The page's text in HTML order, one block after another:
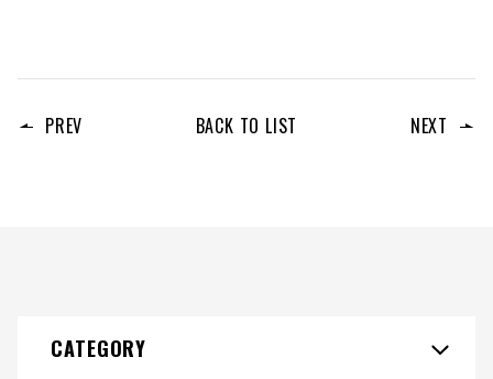
PREV BACK TO LIST NEXT
CATEGORY